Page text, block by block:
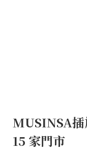
MUSINSA插
15 家門市